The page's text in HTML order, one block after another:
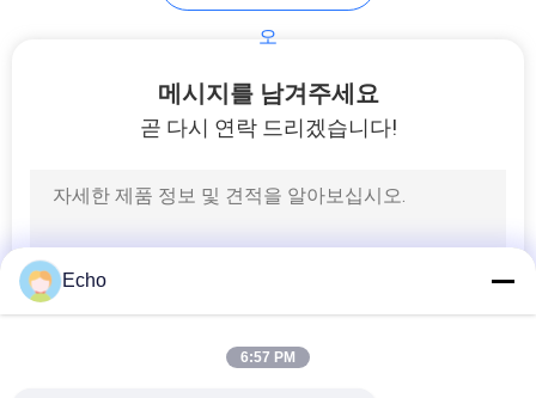
스위치 모드 변압기
오
메시지를 남겨주세요
곧 다시 연락 드리겠습니다!
Echo
6:57 PM